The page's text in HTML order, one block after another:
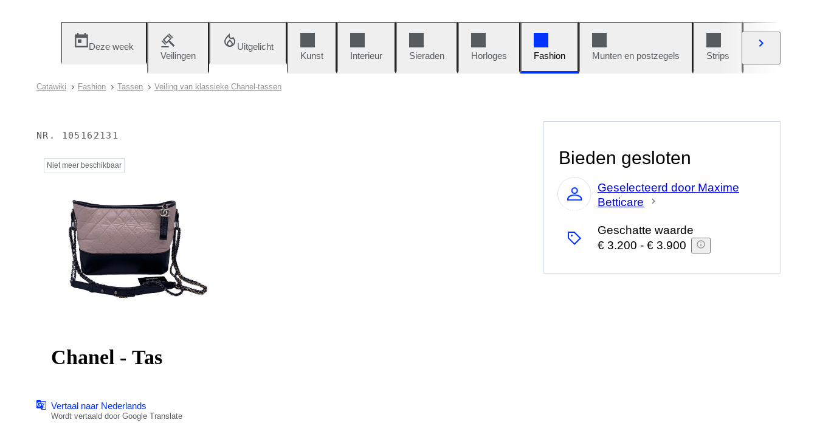
Deze week
Veilingen
Uitgelicht
Kunst
Interieur Sieraden Horloges Fashion Munten en postzegels Strips
Catawiki Fashion Tassen Veiling van klassieke Chanel-tassen
NR. 105162131
Niet meer beschikbaar
Chanel - Tas
Vertaal naar Nederlands
Wordt vertaald door Google Translate
Bieden gesloten
Expert
Geselecteerd door Maxime
Betticare
Geschatte waarde
€ 3.200 - € 3.900